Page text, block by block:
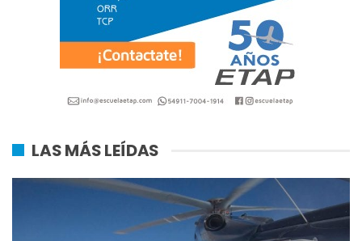
LAS MÁS LEÍDAS